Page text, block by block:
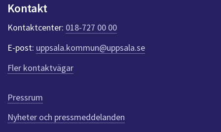
k
t
e
r
f
ö
r
e
n
n
a
Kontakt
Kontaktcenter: 018-727 00 00
E-post: uppsala.kommun@uppsala.se
Fler kontaktvägar
Pressrum
Nyheter och pressmeddelanden